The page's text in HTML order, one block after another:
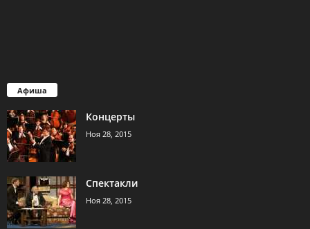
Афиша
Концерты
Ноя 28, 2015
Спектакли
Ноя 28, 2015